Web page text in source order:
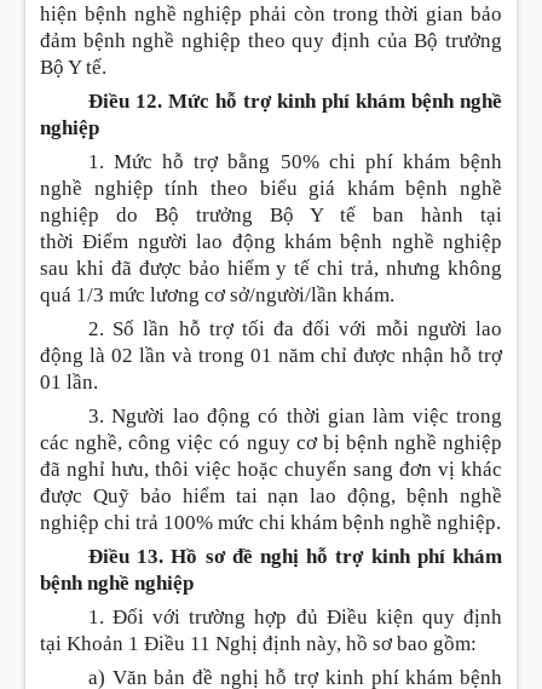
hiện bệnh nghề nghiệp phải còn trong thời gian bảo
đảm bệnh nghề nghiệp theo quy định của Bộ trưởng
Bộ Y tế.
Điều 12. Mức hỗ trợ kinh phí khám bệnh nghề
nghiệp
1. Mức hỗ trợ bằng 50% chi phí khám bệnh
nghề nghiệp tính theo biểu giá khám bệnh nghề
nghiệp do Bộ trưởng Bộ Y tế ban hành tại
thờiĐiểm người lao động khám bệnh nghề nghiệp
sau khi đã được bảo hiểm y tế chi trả, nhưng không
quá 1/3 mức lương cơ sở/người/lần khám.
2. Số lần hỗ trợ tối đa đối với mỗi người lao
động là 02 lần và trong 01 năm chỉ được nhận hỗ trợ
01 lần.
3. Người lao động có thời gian làm việc trong
các nghề, công việc có nguy cơ bị bệnh nghề nghiệp
đã nghỉ hưu, thôi việc hoặc chuyển sang đơn vị khác
được Quỹ bảo hiểm tai nạn lao động, bệnh nghề
nghiệp chi trả 100% mức chi khám bệnh nghề nghiệp.
Điều 13. Hồ sơ đề nghị hỗ trợ kinh phí khám
bệnh nghề nghiệp
1. Đối với trường hợp đủ Điều kiện quy định
tại Khoản 1 Điều 11 Nghị định này, hồ sơ bao gồm:
a) Văn bản đề nghị hỗ trợ kinh phí khám bệnh